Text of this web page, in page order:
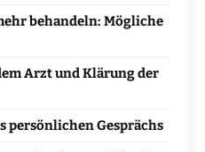
behandeln: Mögliche
Arzt und Klärung der
persönlichen Gesprächs